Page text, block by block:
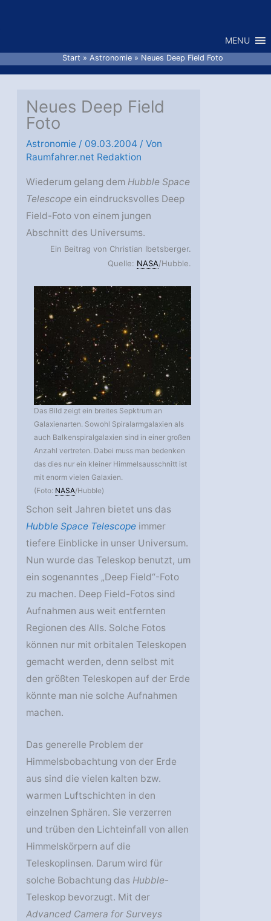
MENU
Start Astronomie Neues Deep Field Foto
Neues Deep Field
Foto
Astronomie / 09.03.2004 / Von
Raumfahrer.net Redaktion
Wiederum gelang dem Hubble Space
Telescope ein eindrucksvolles Deep
Field-Foto von einem jungen
Abschnitt des Universums.
Ein Beitrag von Christian Ibetsberger.
Quelle: NASA/Hubble.
Das Bild zeigt ein breites Sepktrum an
Galaxienarten. Sowohl Spiralarmgalaxien als
auch Balkenspiralgalaxien sind in einer großen
Anzahl vertreten. Dabei muss man bedenken
das dies nur ein kleiner Himmelsausschnitt ist
mit enorm vielen Galaxien.
(Foto: NASA/Hubble)
Schon seit Jahren bietet uns das
Hubble Space Telescope immer
tiefere Einblicke in unser Universum.
Nun wurde das Teleskop benutzt, um
ein sogenanntes „Deep Field“-Foto
zu machen. Deep Field-Fotos sind
Aufnahmen aus weit entfernten
Regionen des Alls. Solche Fotos
können nur mit orbitalen Teleskopen
gemacht werden, denn selbst mit
den größten Teleskopen auf der Erde
könnte man nie solche Aufnahmen
machen.
Das generelle Problem der
Himmelsbobachtung von der Erde
aus sind die vielen kalten bzw.
warmen Luftschichten in den
einzelnen Sphären. Sie verzerren
und trüben den Lichteinfall von allen
Himmelskörpern auf die
Teleskoplinsen. Darum wird für
solche Bobachtung dasHubble-
Teleskop bevorzugt. Mit der
Advanced Camera for Surveys